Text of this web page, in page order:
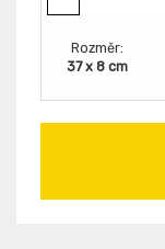
Rozměr:
37 x 8 cm